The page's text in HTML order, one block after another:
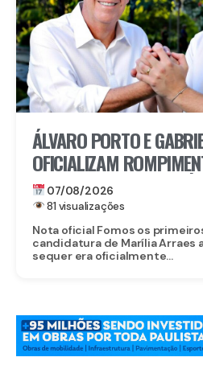
ÁLVARO PORTO E
OFICIALIZAM
CANDIDATURA DE
SENADO
07/08/2026
81 visualizações
Nota oficial Fomos os
candidatura de Marília Arraes
sequer era oficialmente...